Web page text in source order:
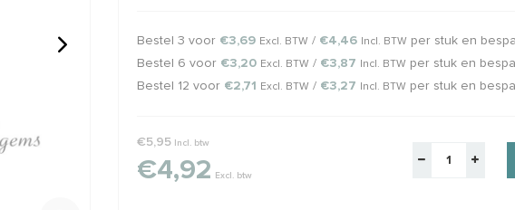
5mm
Sterling zilveren hangertje
Ca. 14.5x8x4.5mm
Ca. 100 stuks sterling zilveren
€14,01
Bestel 3 voor €3,69 Excl. BTW / €4,46 Incl. BTW per stuk en
Bestel 6 voor €3,20 Excl. BTW / €3,87 Incl. BTW per stuk en
Bestel 12 voor €2,71 Excl. BTW / €3,27 Incl. BTW per stuk en
€5,95 Incl. btw
€4,92 Excl. btw